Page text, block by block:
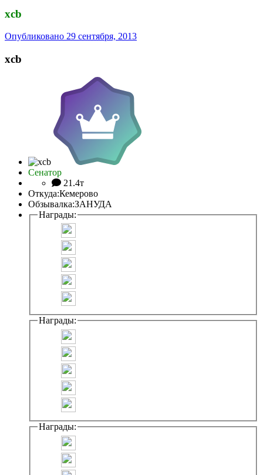
xcb
Опубликовано 29 сентября, 2013
xcb
Сенатор
21.4т
Откуда:Кемерово
Обзывалка:ЗАНУДА
Награды:
Награды:
Награды: